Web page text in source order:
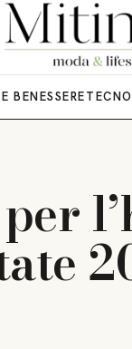
BENESSERE